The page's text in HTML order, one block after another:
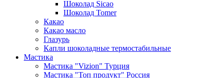
Шоколад Sicao
Шоколад Tomer
Какао
Какао масло
Глазурь
Капли шоколадные термостабильные
Мастика
Мастика "Vizion" Турция
Мастика "Топ продукт" Россия